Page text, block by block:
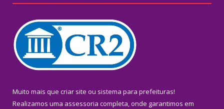
Muito mais que criar site ou sistema para prefeituras!
Realizamos uma assessoria completa, onde garantimos em